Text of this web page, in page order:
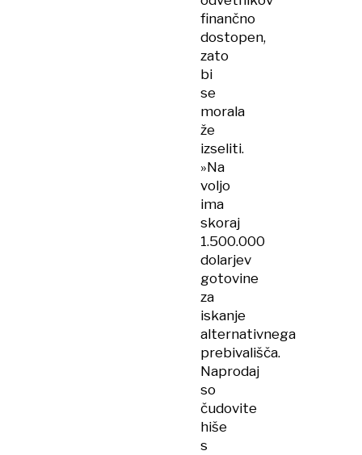
finančno
dostopen,
zato
bi
se
morala
že
izseliti.
»Na
voljo
ima
skoraj
1.500.000
dolarjev
gotovine
za
iskanje
alternativnega
prebivališča.
Naprodaj
so
čudovite
hiše
s